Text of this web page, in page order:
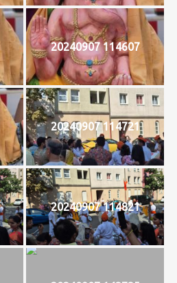
20240907 114607
20240907 114721
20240907 114821